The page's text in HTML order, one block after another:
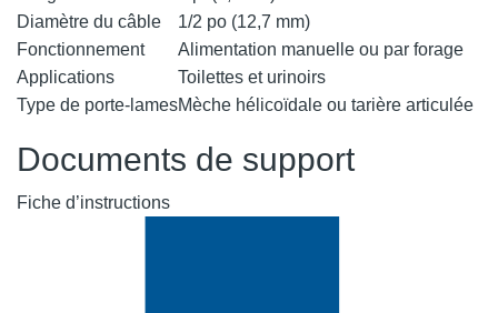
Diamètre du câble
1/2 po (12,7 mm)
Fonctionnement
Alimentation manuelle ou par forage
Applications
Toilettes et urinoirs
Type de porte-lamesMèche hélicoïdale ou tarière articulée
Documents de support
Fiche d’instructions